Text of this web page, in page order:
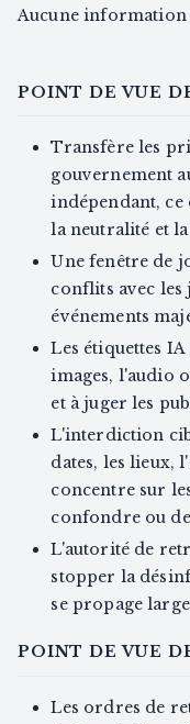
Aucune
POINT DE VUE
Transfère les
gouvernement
indépendant,
la neutralité et
Une fenêtre de
conflits avec les
événements
Les étiquettes
images, l'audio
et à juger les
L'interdiction
dates, les lieux,
concentre sur
confondre ou
L'autorité de
stopper la
se propage
POINT DE VUE
Les ordres de